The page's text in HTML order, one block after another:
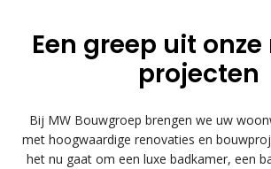
Een greep uit
projecten
Bij MW Bouwgroep brengen we uw
met hoogwaardige renovaties en
het nu gaat om een luxe badkamer, een